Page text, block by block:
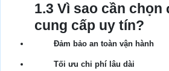
1.3 Vì sao cần chọn
cung cấp uy tín?
Đảm bảo an toàn vận hành
Tối ưu chi phí lâu dài